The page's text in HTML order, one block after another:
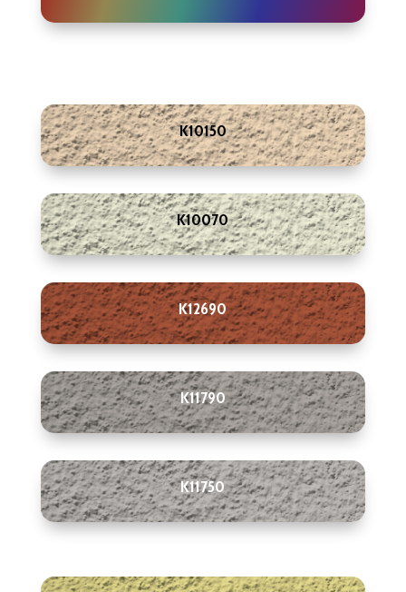
K10150
K10070
K12690
K11790
K11750